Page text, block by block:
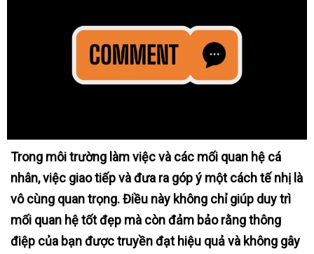
Trong môi trường làm việc và các mối quan hệ cá
nhân, việc giao tiếp và đưa ra góp ý một cách tế nhị là
vô cùng quan trọng. Điều này không chỉ giúp duy trì
mối quan hệ tốt đẹp mà còn đảm bảo rằng thông
điệp của bạn được truyền đạt hiệu quả và không gây